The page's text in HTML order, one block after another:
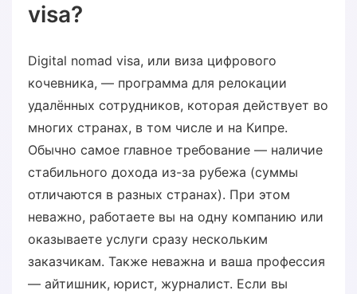
visa?
Digital nomad visa, или виза цифрового
кочевника, — программа для релокации
удалённых сотрудников, которая действует во
многих странах, в том числе и на Кипре.
Обычно самое главное требование — наличие
стабильного дохода из-за рубежа (суммы
отличаются в разных странах). При этом
неважно, работаете вы на одну компанию или
оказываете услуги сразу нескольким
заказчикам. Также неважна и ваша профессия
— айтишник, юрист, журналист. Если вы